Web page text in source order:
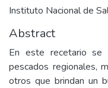
Instituto Nacional de
Abstract
En este recetario se
pescados regionales,
otros que brindan un